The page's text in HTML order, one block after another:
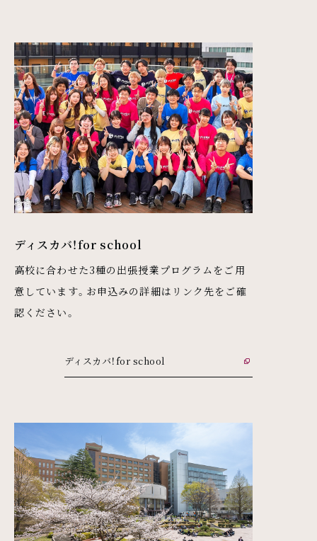
ディスカバ！for school
高校に合わせた3種の出張授業プログラムをご用
意しています。お申込みの詳細はリンク先をご確
認ください。
ディスカバ！for school
外部リンク